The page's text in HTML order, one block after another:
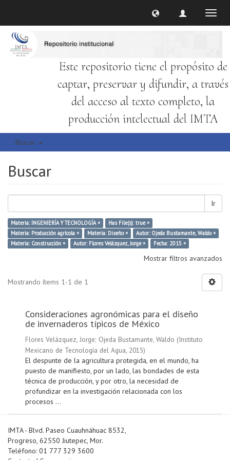
Este repositorio tiene el propósito de
captar, preservar y difundir, a través
del acceso al texto completo, la
producción intelectual del IMTA
Buscar
Buscar
Ir
Materia: INGENIERÍA Y TECNOLOGÍA ×
Has File(s): true ×
Materia: Producción agrícola ×
Materia: Diseño ×
Autor: Ojeda Bustamante, Waldo ×
Materia: Construcción ×
Autor: Flores Velázquez, Jorge × Fecha: 2015 ×
Mostrar filtros avanzados
Mostrando ítems 1-1 de 1
Consideraciones agronómicas para el diseño
de invernaderos típicos de México
Flores Velázquez, Jorge; Ojeda Bustamante, Waldo (Instituto
Mexicano de Tecnología del Agua, 2015)
El despunte de la agricultura protegida, en el mundo, ha
puesto de manifiesto, por un lado, las bondades de esta
técnica de producción, y por otro, la necesidad de
profundizar en la investigación relacionada con los
procesos ...
IMTA - Blvd. Paseo Cuauhnáhuac 8532,
Progreso, 62550 Jiutepec, Mor.
Teléfono: 01 777 329 3600